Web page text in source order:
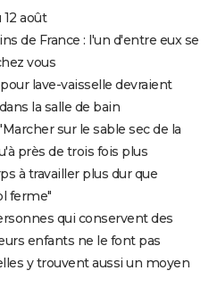
août
de France : l'un d'entre eux se
vous
lave-vaisselle devraient
la salle de bain
sur le sable sec de la
près de trois fois plus
à travailler plus dur que
ferme"
qui conservent des
enfants ne le font pas
y trouvent aussi un moyen